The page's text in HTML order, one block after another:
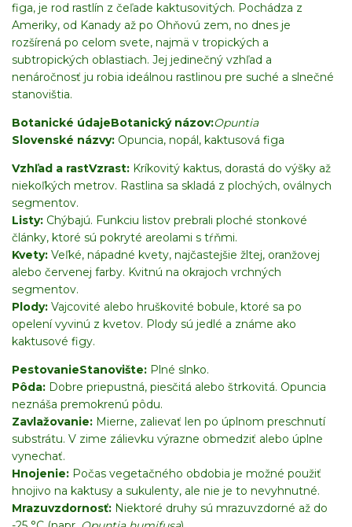
figa, je rod rastlín z čeľade kaktusovitých. Pochádza z
Ameriky, od Kanady až po Ohňovú zem, no dnes je
rozšírená po celom svete, najmä v tropických a
subtropických oblastiach. Jej jedinečný vzhľad a
nenáročnosť ju robia ideálnou rastlinou pre suché a slnečné
stanovištia.
Botanické údajeBotanický názov:Opuntia
Slovenské názvy: Opuncia, nopál, kaktusová figa
Vzhľad a rastVzrast: Kríkovitý kaktus, dorastá do výšky až
niekoľkých metrov. Rastlina sa skladá z plochých, oválnych
segmentov.
Listy: Chýbajú. Funkciu listov prebrali ploché stonkové
články, ktoré sú pokryté areolami s tŕňmi.
Kvety: Veľké, nápadné kvety, najčastejšie žltej, oranžovej
alebo červenej farby. Kvitnú na okrajoch vrchných
segmentov.
Plody: Vajcovité alebo hruškovité bobule, ktoré sa po
opelení vyvinú z kvetov. Plody sú jedlé a známe ako
kaktusové figy.
PestovanieStanovište: Plné slnko.
Pôda: Dobre priepustná, piesčitá alebo štrkovitá. Opuncia
neznáša premokrenú pôdu.
Zavlažovanie: Mierne, zalievať len po úplnom preschnutí
substrátu. V zime zálievku výrazne obmedziť alebo úplne
vynechať.
Hnojenie: Počas vegetačného obdobia je možné použiť
hnojivo na kaktusy a sukulenty, ale nie je to nevyhnutné.
Mrazuvzdornosť: Niektoré druhy sú mrazuvzdorné až do